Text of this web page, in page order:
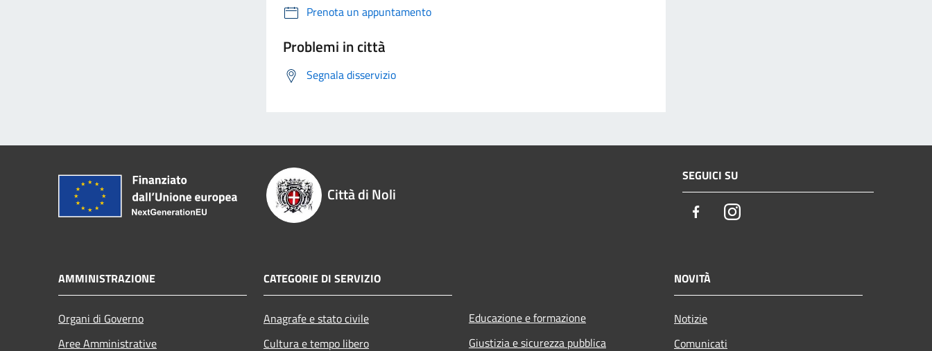
Prenota un appuntamento
Problemi in città
Segnala disservizio
Città di Noli
SEGUICI SU
FacebookInstagram
AMMINISTRAZIONE
Organi di Governo
Aree Amministrative
CATEGORIE DI SERVIZIO
Anagrafe e stato civile
Cultura e tempo libero
Educazione e formazione
Giustizia e sicurezza pubblica
NOVITÀ
Notizie
Comunicati